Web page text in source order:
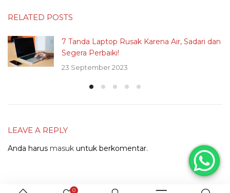
0
RELATED POSTS
7 Tanda Laptop Rusak Karena Air, Sadari dan
Segera Perbaiki!
23 September 2023
LEAVE A REPLY
Anda harus masuk untuk berkomentar.